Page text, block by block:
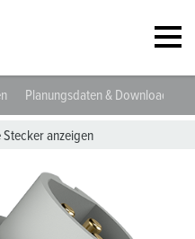
Planungsdaten & Downloads
Stecker anzeigen